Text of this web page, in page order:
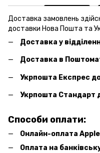
Доставка замовлень
доставки Нова Пошта та
Доставка у
Доставка в
Укрпошта Експрес
Укрпошта Стандарт
Способи оплати:
Онлайн-оплата
Оплата на